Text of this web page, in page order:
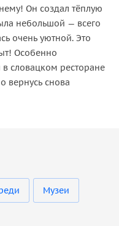
Он создал тёплую
небольшой — всего
очень уютной. Это
Особенно
словацком ресторане
вернусь снова
Музеи